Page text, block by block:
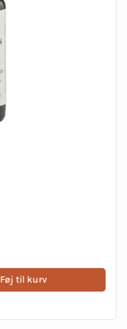
Føj til kurv